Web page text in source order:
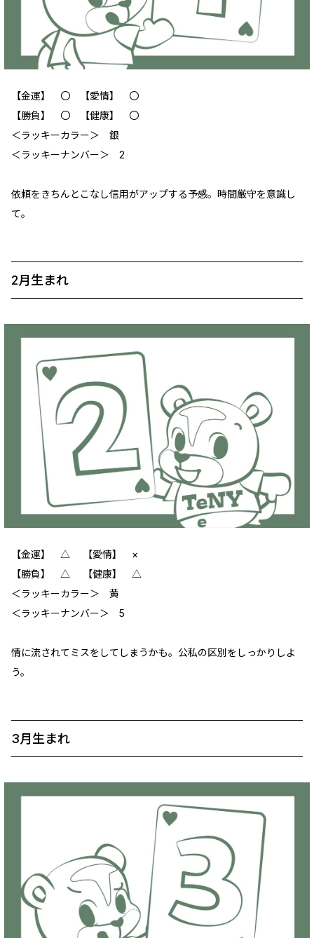
【金運】 〇 【愛情】 〇
【勝負】 〇 【健康】 〇
＜ラッキーカラー＞ 銀
＜ラッキーナンバー＞ 2
依頼をきちんとこなし信用がアップする予感。時間厳守を意識し
て。
2月生まれ
【金運】 △ 【愛情】 ×
【勝負】 △ 【健康】 △
＜ラッキーカラー＞ 黄
＜ラッキーナンバー＞ 5
情に流されてミスをしてしまうかも。公私の区別をしっかりしよ
う。
3月生まれ